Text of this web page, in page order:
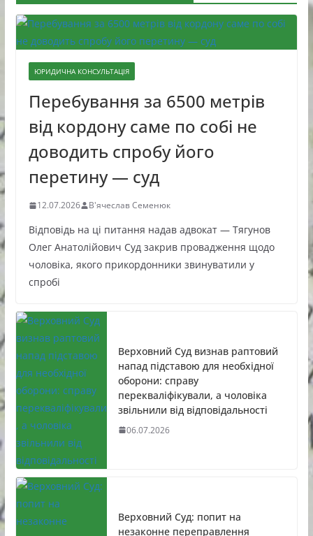
ЮРИДИЧНА КОНСУЛЬТАЦІЯ
Перебування за 6500 метрів
від кордону саме по собі не
доводить спробу його
перетину — суд
12.07.2026 В'ячеслав Семенюк
Відповідь на ці питання надав адвокат — Тягунов
Олег Анатолійович Суд закрив провадження щодо
чоловіка, якого прикордонники звинуватили у
спробі
Верховний Суд визнав раптовий
напад підставою для необхідної
оборони: справу
перекваліфікували, а чоловіка
звільнили від відповідальності
06.07.2026
Верховний Суд: попит на
незаконне переправлення